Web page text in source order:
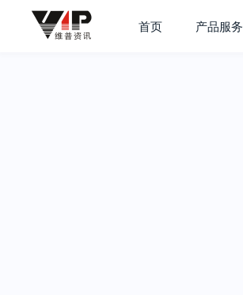
首页 产品服务